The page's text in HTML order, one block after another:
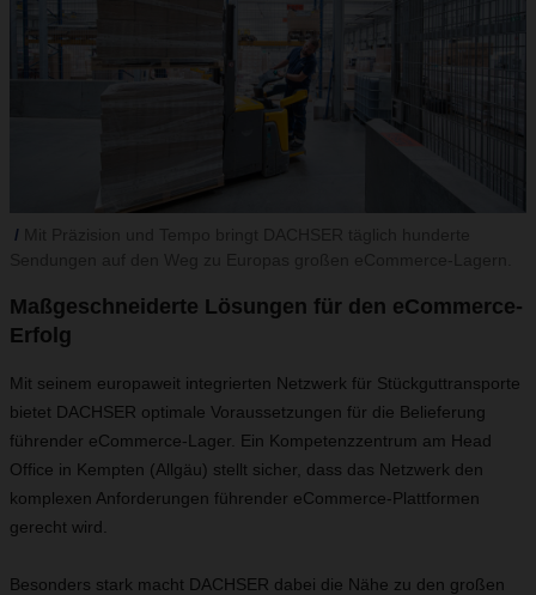
Maßgeschneiderte Lösungen für den eCommerce-
Erfolg
Mit seinem europaweit integrierten Netzwerk für Stückguttransporte
bietet DACHSER optimale Voraussetzungen für die Belieferung
führender eCommerce-Lager. Ein Kompetenzzentrum am Head
Office in Kempten (Allgäu) stellt sicher, dass das Netzwerk den
komplexen Anforderungen führender eCommerce-Plattformen
gerecht wird.
Besonders stark macht DACHSER dabei die Nähe zu den großen